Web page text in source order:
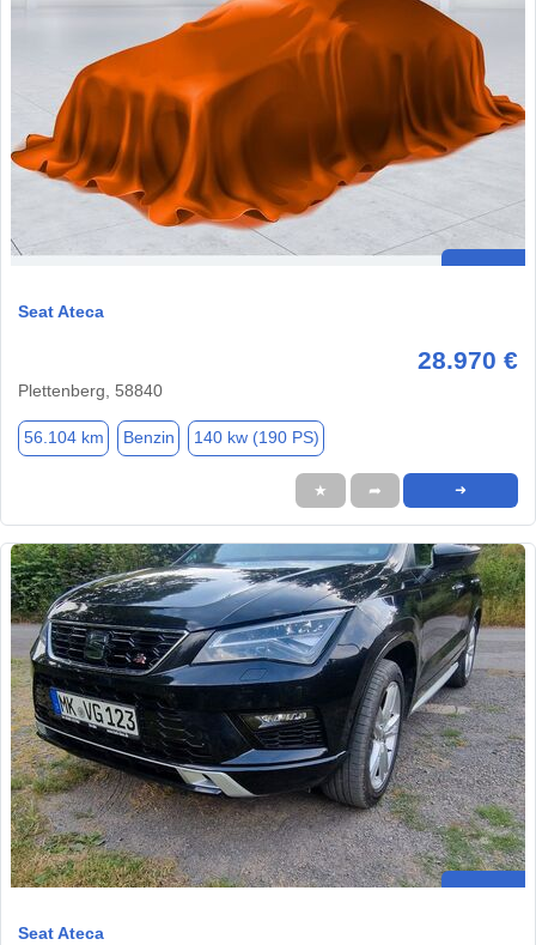
Seat Ateca
28.970 €
Plettenberg, 58840
56.104 km Benzin 140 kw (190 PS)
★ ➦ ➜
Seat Ateca